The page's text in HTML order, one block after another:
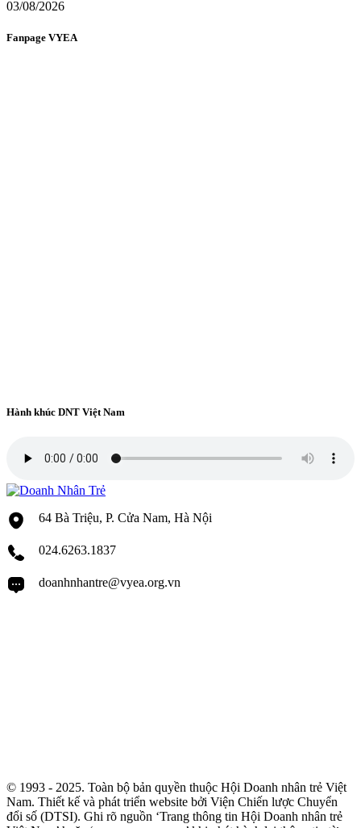
03/08/2026
Fanpage VYEA
Hành khúc DNT Việt Nam
64 Bà Triệu, P. Cửa Nam, Hà Nội
024.6263.1837
doanhnhantre@vyea.org.vn
© 1993 - 2025. Toàn bộ bản quyền thuộc Hội Doanh nhân trẻ Việt
Nam. Thiết kế và phát triển website bởi Viện Chiến lược Chuyển
đổi số (DTSI). Ghi rõ nguồn ‘Trang thông tin Hội Doanh nhân trẻ